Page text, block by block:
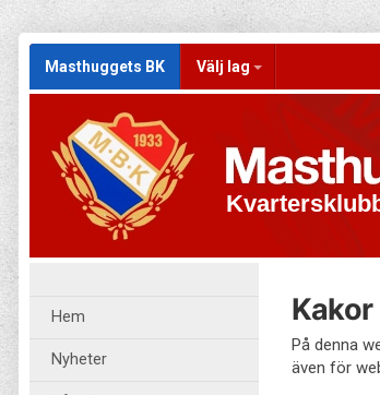
Masthuggets BK Välj lag
Hem
Nyheter
På denna
även för